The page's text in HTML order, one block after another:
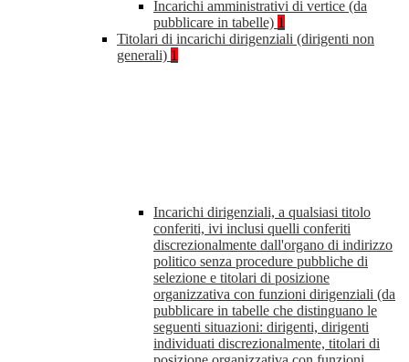
Incarichi amministrativi di vertice (da
pubblicare in tabelle) 1
Titolari di incarichi dirigenziali (dirigenti non
generali) 1
Incarichi dirigenziali, a qualsiasi titolo
conferiti, ivi inclusi quelli conferiti
discrezionalmente dall'organo di indirizzo
politico senza procedure pubbliche di
selezione e titolari di posizione
organizzativa con funzioni dirigenziali (da
pubblicare in tabelle che distinguano le
seguenti situazioni: dirigenti, dirigenti
individuati discrezionalmente, titolari di